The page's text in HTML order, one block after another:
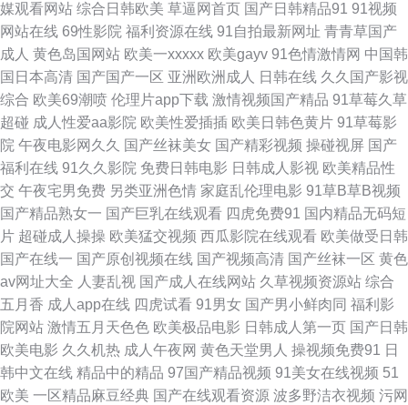
福利合集 国产性对白 日本抠逼视频网站 国产看mv人人 欧美另娄性爱 色婷婷
福利导航 91牛逼 成人AV精品 女同h片网站 丝袜视频 91福利精选 超碰免费
91 国产视频h 日韩三级片网址 91黑丝国 成人久久视频 韩日AV导航 欧美成
人六 亚洲黄色免费电影 97久久视频 福利舍操逼 久草福利小视频 日韩免费观
看一级 中日韩欧美色图 www91社 国产自拍偷偷视频 欧美综合123 91处蜜
变态另类在线 九一美女肏屄 欧美一级韩国日本 性爱av影院 都市激情色色 久
久草福利导航 青青色色在线国产 亚洲色图自拍 超碰97极品9 黑丝小萝莉被
后入 欧美性爱免费 伪娘自慰視频网站 超碰在线97观看 九一网站永久免费 青
娱乐三级 午夜三级 AV音影先锋 久久性交 久久干视 午夜剧场性交 99超碰总
媒观看网站 综合日韩欧美 草逼网首页 国产日韩精品91 91视频
网站在线 69性影院 福利资源在线 91自拍最新网址 青青草国产
成人 黄色岛国网站 欧美一xxxxx 欧美gayv 91色情激情网 中国韩
国日本高清 国产国产一区 亚洲欧洲成人 日韩在线 久久国产影视
综合 欧美69潮喷 伦理片app下载 激情视频国产精品 91草莓久草
超碰 成人性爱aa影院 欧美性爱插插 欧美日韩色黄片 91草莓影
院 午夜电影网久久 国产丝袜美女 国产精彩视频 操碰视屏 国产
福利在线 91久久影院 免费日韩电影 日韩成人影视 欧美精品性
交 午夜宅男免费 另类亚洲色情 家庭乱伦理电影 91草B草B视频
国产精品熟女一 国产巨乳在线观看 四虎免费91 国内精品无码短
片 超碰成人操操 欧美猛交视频 西瓜影院在线观看 欧美做受日韩
国产在线一 国产原创视频在线 国产视频高清 国产丝袜一区 黄色
av网址大全 人妻乱视 国产成人在线网站 久草视频资源站 综合
五月香 成人app在线 四虎试看 91男女 国产男小鲜肉同 福利影
院网站 激情五月天色色 欧美极品电影 日韩成人第一页 国产日韩
欧美电影 久久机热 成人午夜网 黄色天堂男人 操视频免费91 日
韩中文在线 精品中的精品 97国产精品视频 91美女在线视频 51
欧美 一区精品麻豆经典 国产在线观看资源 波多野洁衣视频 污网